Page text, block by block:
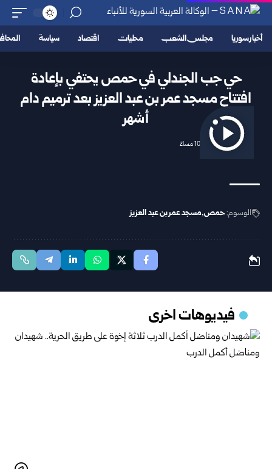
أخبار سوريا مجلس الشعب محليات اقتصاد سياسة
حي جب الجندلي في حمص يحتفي بإعادة
افتتاح مسجد عمر بن عبد العزيز بعد ترميم دام
أشهر
2026/04/23 10:18 مساءً
الوسوم:حمص مسجد عمر بن عبد العزيز
فيديوهات اخرى